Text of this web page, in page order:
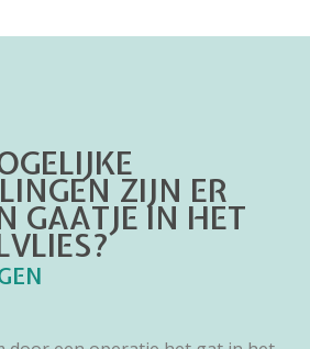
ZIJN ER
GAATJE IN HET